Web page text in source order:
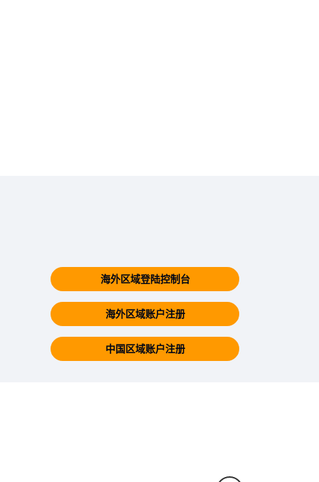
海外区域登陆控制台
海外区域账户注册
中国区域账户注册